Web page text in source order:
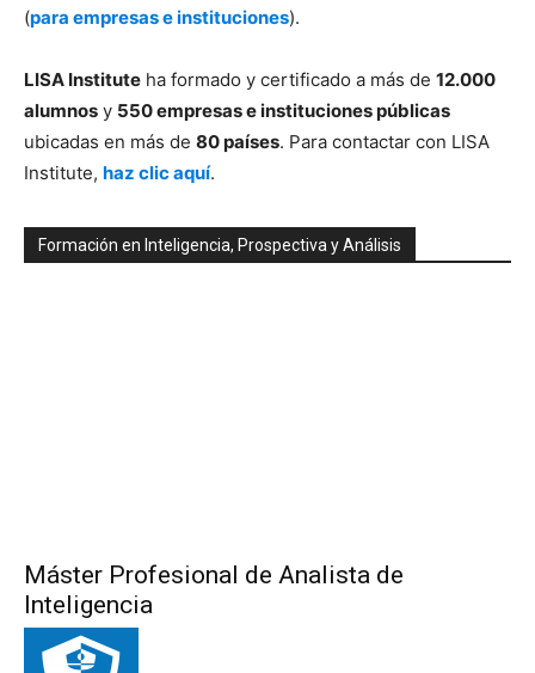
(para empresas e instituciones).
LISA Institute ha formado y certificado a más de 12.000
alumnos y 550 empresas e instituciones públicas
ubicadas en más de 80 países. Para contactar con LISA
Institute, haz clic aquí.
Formación en Inteligencia, Prospectiva y Análisis
Máster Profesional de Analista de
Inteligencia